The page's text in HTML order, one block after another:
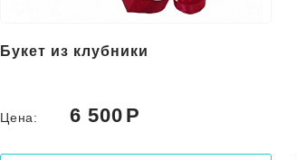
Букет из клубники
Цена: 6 500